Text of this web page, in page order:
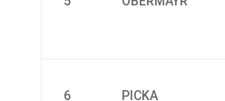
6 PICKA